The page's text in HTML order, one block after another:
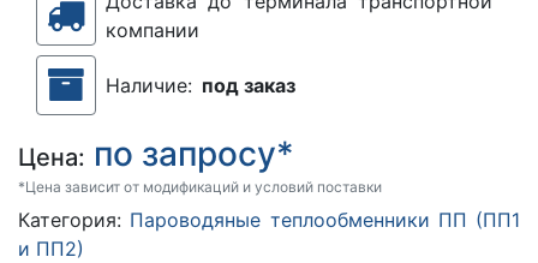
компании
Наличие: под заказ
Цена: по запросу*
*Цена зависит от модификаций и условий поставки
Категория: Пароводяные теплообменники ПП (ПП1
и ПП2)